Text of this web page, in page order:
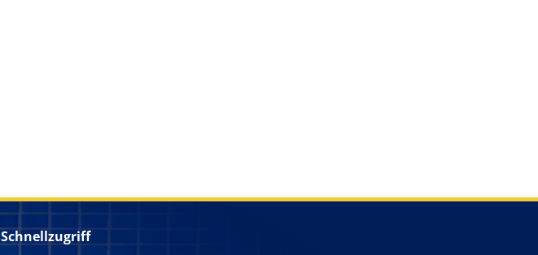
Schnellzugriff